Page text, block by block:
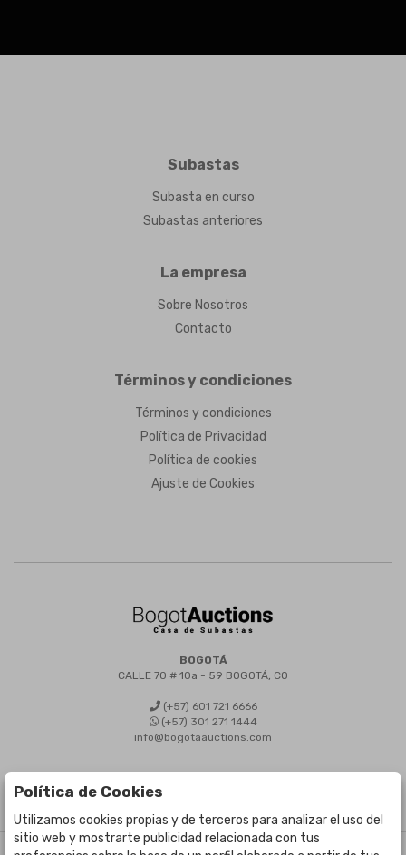
Subastas
Subasta en curso
Subastas anteriores
La empresa
Sobre Nosotros
Contacto
Términos y condiciones
Términos y condiciones
Política de Privacidad
Política de cookies
Ajuste de Cookies
BOGOTÁ
CALLE 70 # 10a - 59 BOGOTÁ, CO
(+57) 601 721 6666
(+57) 301 271 1444
info@bogotaauctions.com
Política de Cookies
Utilizamos cookies propias y de terceros para analizar el uso del
sitio web y mostrarte publicidad relacionada con tus